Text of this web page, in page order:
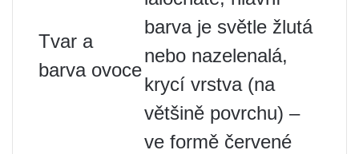
Tvar a
barva ovoce
barva je světle žlutá
nebo nazelenalá,
krycí vrstva (na
většině povrchu) –
ve formě červené